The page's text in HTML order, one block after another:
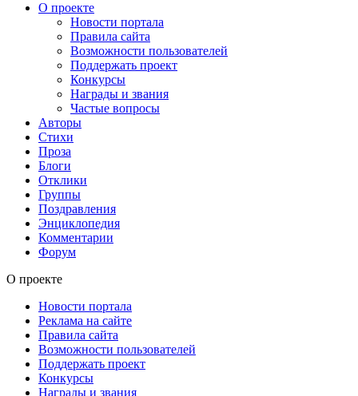
О проекте
Новости портала
Правила сайта
Возможности пользователей
Поддержать проект
Конкурсы
Награды и звания
Частые вопросы
Авторы
Стихи
Проза
Блоги
Отклики
Группы
Поздравления
Энциклопедия
Комментарии
Форум
О проекте
Новости портала
Реклама на сайте
Правила сайта
Возможности пользователей
Поддержать проект
Конкурсы
Награды и звания